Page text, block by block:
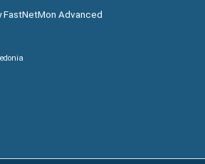
Advanced